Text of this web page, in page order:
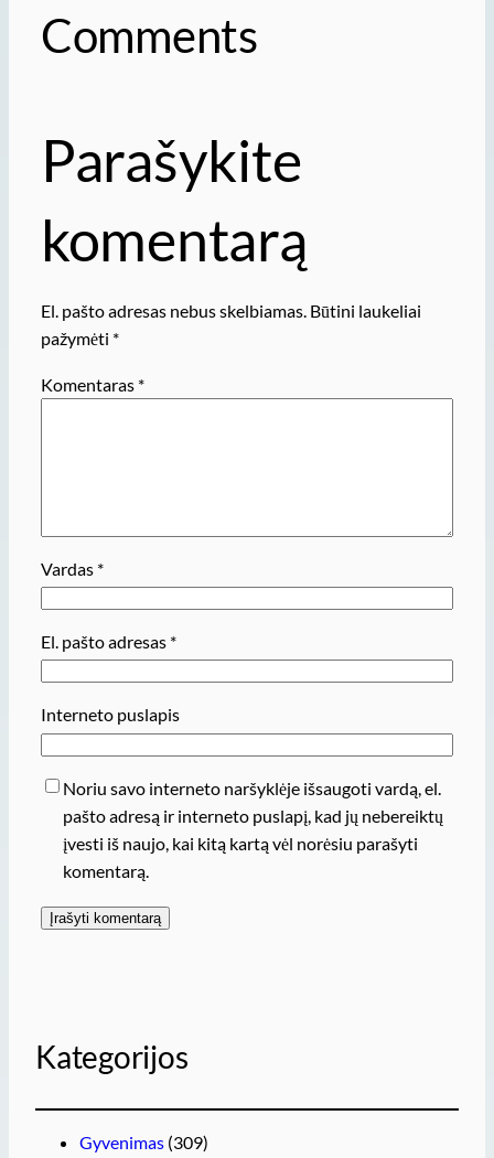
Comments
Parašykite
komentarą
El. pašto adresas nebus skelbiamas. Būtini laukeliai
pažymėti *
Komentaras *
Vardas *
El. pašto adresas *
Interneto puslapis
Noriu savo interneto naršyklėje išsaugoti vardą, el.
pašto adresą ir interneto puslapį, kad jų nebereiktų
įvesti iš naujo, kai kitą kartą vėl norėsiu parašyti
komentarą.
Kategorijos
Gyvenimas (309)